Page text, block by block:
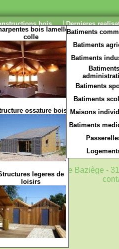
bois
bois lamelle
colle
ossature bois
legeres de
loisirs
| Dernieres
Batiments
Batiments
Batiments
Batiments
Batiments
Batiments
Maisons
Batiments
particuliers
Charpentes, premier
actvités complémentaires AV.
de la construction bois, pour la
- 4252 route de Baziège -